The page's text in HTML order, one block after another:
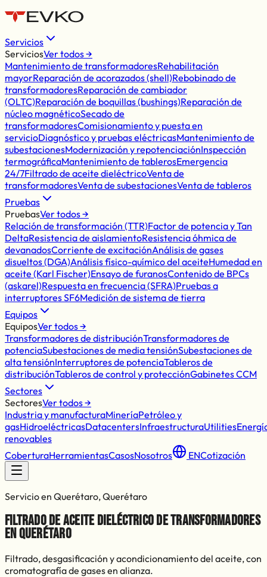
Servicios
ServiciosVer todos →
Mantenimiento de transformadoresRehabilitación
mayorReparación de acorazados (shell)Rebobinado de
transformadoresReparación de cambiador
(OLTC)Reparación de boquillas (bushings)Reparación de
núcleo magnéticoSecado de
transformadoresComisionamiento y puesta en
servicioDiagnóstico y pruebas eléctricasMantenimiento de
subestacionesModernización y repotenciaciónInspección
termográficaMantenimiento de tablerosEmergencia
24/7Filtrado de aceite dieléctricoVenta de
transformadoresVenta de subestacionesVenta de tableros
Pruebas
PruebasVer todos →
Relación de transformación (TTR)Factor de potencia y Tan
DeltaResistencia de aislamientoResistencia óhmica de
devanadosCorriente de excitaciónAnálisis de gases
disueltos (DGA)Análisis físico-químico del aceiteHumedad en
aceite (Karl Fischer)Ensayo de furanosContenido de BPCs
(askarel)Respuesta en frecuencia (SFRA)Pruebas a
interruptores SF6Medición de sistema de tierra
Equipos
EquiposVer todos →
Transformadores de distribuciónTransformadores de
potenciaSubestaciones de media tensiónSubestaciones de
alta tensiónInterruptores de potenciaTableros de
distribuciónTableros de control y protecciónGabinetes CCM
Sectores
SectoresVer todos →
Industria y manufacturaMineríaPetróleo y
gasHidroeléctricasDatacentersInfraestructuraUtilities
renovables
CoberturaHerramientasCasosNosotros ENCotización
Servicio en Querétaro, Querétaro
Filtrado de aceite dieléctrico de transformadores
en Querétaro
Filtrado, desgasificación y acondicionamiento del aceite, con
cromatografía de gases en alianza.